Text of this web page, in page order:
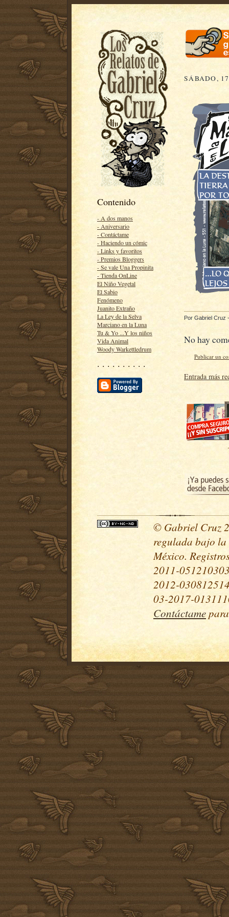
Contenido
- A dos manos
- Aniversario
- Contáctame
- Haciendo un cómic
- Links y favoritos
- Premios Bloggers
- Se vale Una Propinita
- Tienda OnLine
El Niño Vegetal
El Sabio
Fenómeno
Juanito Extraño
La Ley de la Selva
Marciano en la Luna
Tu & Yo ...Y los niños
Vida Animal
Woody Warkettledrum
· · · · · · · · · ·
SÁBADO,
Por Gabriel Cruz
No hay
Publicar un
Entrada más
© Gabriel Cruz
regulada bajo la
México.
2011-
2012-
03-2017-
Contáctame